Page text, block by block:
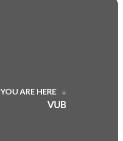
YOU ARE HERE
VUB